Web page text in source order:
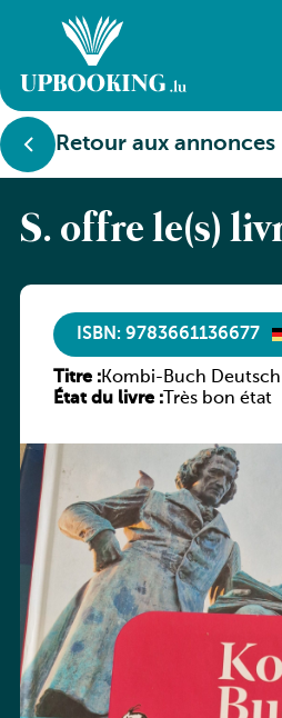
Retour aux annonces
S. offre le(s)
ISBN: 9783661136677
Titre :Kombi-Buch Deutsch
Luxemburg)
État du livre :Très bon état